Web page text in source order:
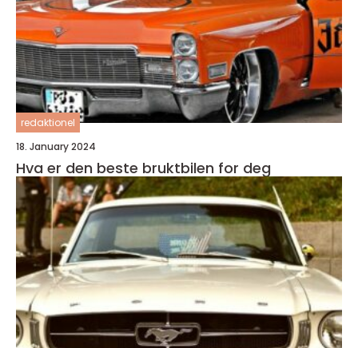
redaktionel
18. January 2024
Hva er den beste bruktbilen for deg